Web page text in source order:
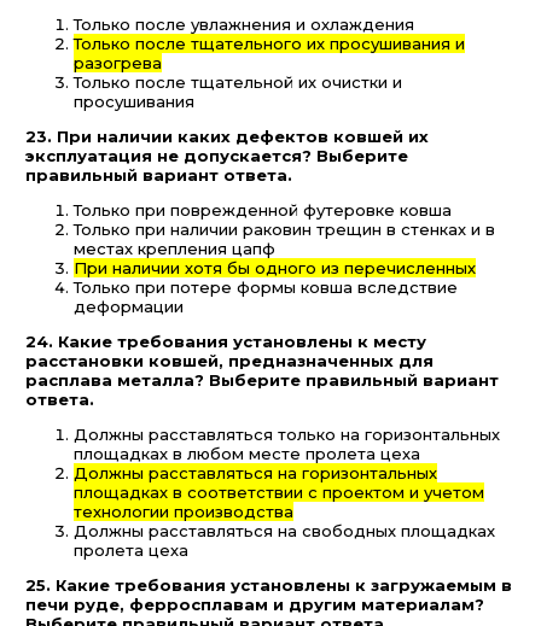
Только после увлажнения и охлаждения
Только после тщательного их просушивания и
разогрева
Только после тщательной их очистки и
просушивания
23. При наличии каких дефектов ковшей их
эксплуатация не допускается? Выберите
правильный вариант ответа.
Только при поврежденной футеровке ковша
Только при наличии раковин трещин в стенках и в
местах крепления цапф
При наличии хотя бы одного из перечисленных
Только при потере формы ковша вследствие
деформации
24. Какие требования установлены к месту
расстановки ковшей, предназначенных для
расплава металла? Выберите правильный вариант
ответа.
Должны расставляться только на горизонтальных
площадках в любом месте пролета цеха
Должны расставляться на горизонтальных
площадках в соответствии с проектом и учетом
технологии производства
Должны расставляться на свободных площадках
пролета цеха
25. Какие требования установлены к загружаемым в
печи руде, ферросплавам и другим материалам?